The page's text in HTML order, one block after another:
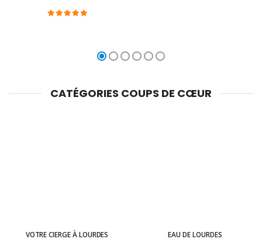
CATÉGORIES COUPS DE CŒUR
VOTRE CIERGE À LOURDES EAU DE LOURDES